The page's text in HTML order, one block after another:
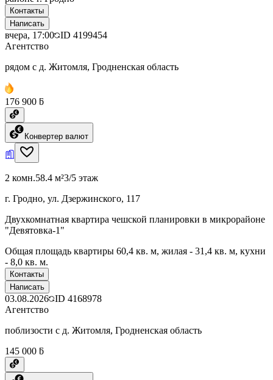
Контакты
Написать
вчера, 17:00 ID 4199454
Агентство
рядом с д. Житомля, Гродненская область
176 900 ƃ
Конвертер валют
2 комн.58.4 м²3/5 этаж
г. Гродно, ул. Дзержинского, 117
Двухкомнатная квартира чешской планировки в микрорайоне
"Девятовка-1"
Общая площадь квартиры 60,4 кв. м, жилая - 31,4 кв. м, кухни
- 8,0 кв. м.
Контакты
Написать
03.08.2026 ID 4168978
Агентство
поблизости с д. Житомля, Гродненская область
145 000 ƃ